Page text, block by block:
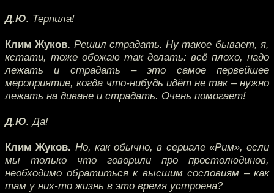
Д.Ю. Терпила!
Клим Жуков. Решил страдать. Ну такое бывает, я,
кстати, тоже обожаю так делать: всё плохо, надо
лежать и страдать – это самое первейшее
мероприятие, когда что-нибудь идёт не так – нужно
лежать на диване и страдать. Очень помогает!
Д.Ю. Да!
Клим Жуков. Но, как обычно, в сериале «Рим», если
мы только что говорили про простолюдинов,
необходимо обратиться к высшим сословиям – как
там у них-то жизнь в это время устроена?